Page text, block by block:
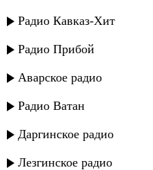
Радио Кавказ-Хит
Радио Прибой
Аварское радио
Радио Ватан
Даргинское радио
Лезгинское радио
Марина Мустафаева
Марина Мустафаева
Марина Мустафаева
Марина Мустафаева